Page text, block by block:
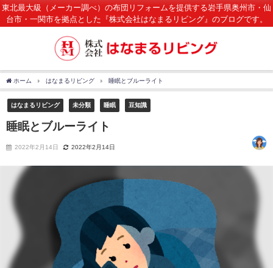
東北最大級（メーカー調べ）の布団リフォームを提供する岩手県奥州市・仙
台市・一関市を拠点とした『株式会社はなまるリビング』のブログです。
ホーム はなまるリビング 睡眠とブルーライト
はなまるリビング 未分類 睡眠 豆知識
睡眠とブルーライト
2022年2月14日 2022年2月14日